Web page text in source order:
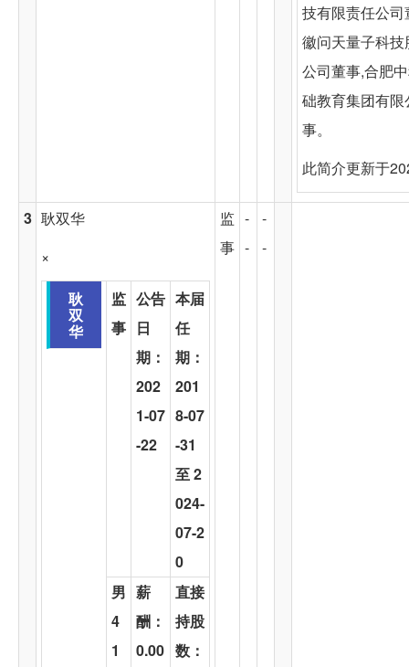
技有限责任公司
徽问天量子科
公司董事,合肥
础教育集团有限
事。
此简介更新于
3 耿双华
×
耿
双
华
监
事
公告
日
期：
202
1-07
-22
本届
任
期：
201
8-07
-31
至 2
024-
07-2
0
男
4
1
薪
酬：
0.00
直接
持股
数：
监
事
-
-
-
-